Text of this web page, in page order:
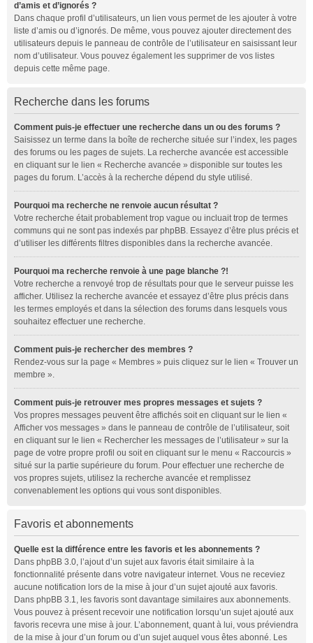
d’amis et d’ignorés ?
Dans chaque profil d’utilisateurs, un lien vous permet de les ajouter à votre
liste d’amis ou d’ignorés. De même, vous pouvez ajouter directement des
utilisateurs depuis le panneau de contrôle de l’utilisateur en saisissant leur
nom d’utilisateur. Vous pouvez également les supprimer de vos listes
depuis cette même page.
Recherche dans les forums
Comment puis-je effectuer une recherche dans un ou des forums ?
Saisissez un terme dans la boîte de recherche située sur l’index, les pages
des forums ou les pages de sujets. La recherche avancée est accessible
en cliquant sur le lien « Recherche avancée » disponible sur toutes les
pages du forum. L’accès à la recherche dépend du style utilisé.
Pourquoi ma recherche ne renvoie aucun résultat ?
Votre recherche était probablement trop vague ou incluait trop de termes
communs qui ne sont pas indexés par phpBB. Essayez d’être plus précis et
d’utiliser les différents filtres disponibles dans la recherche avancée.
Pourquoi ma recherche renvoie à une page blanche ?!
Votre recherche a renvoyé trop de résultats pour que le serveur puisse les
afficher. Utilisez la recherche avancée et essayez d’être plus précis dans
les termes employés et dans la sélection des forums dans lesquels vous
souhaitez effectuer une recherche.
Comment puis-je rechercher des membres ?
Rendez-vous sur la page « Membres » puis cliquez sur le lien « Trouver un
membre ».
Comment puis-je retrouver mes propres messages et sujets ?
Vos propres messages peuvent être affichés soit en cliquant sur le lien «
Afficher vos messages » dans le panneau de contrôle de l’utilisateur, soit
en cliquant sur le lien « Rechercher les messages de l’utilisateur » sur la
page de votre propre profil ou soit en cliquant sur le menu « Raccourcis »
situé sur la partie supérieure du forum. Pour effectuer une recherche de
vos propres sujets, utilisez la recherche avancée et remplissez
convenablement les options qui vous sont disponibles.
Favoris et abonnements
Quelle est la différence entre les favoris et les abonnements ?
Dans phpBB 3.0, l’ajout d’un sujet aux favoris était similaire à la
fonctionnalité présente dans votre navigateur internet. Vous ne receviez
aucune notification lors de la mise à jour d’un sujet ajouté aux favoris.
Dans phpBB 3.1, les favoris sont davantage similaires aux abonnements.
Vous pouvez à présent recevoir une notification lorsqu’un sujet ajouté aux
favoris recevra une mise à jour. L’abonnement, quant à lui, vous préviendra
de la mise à jour d’un forum ou d’un sujet auquel vous êtes abonné. Les